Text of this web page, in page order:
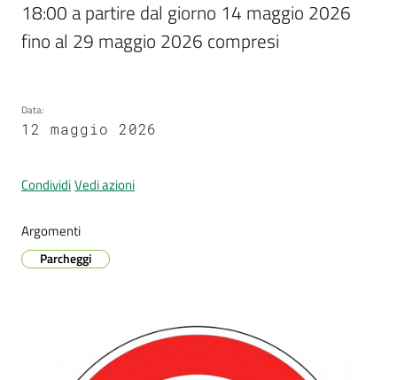
18:00 a partire dal giorno 14 maggio 2026
fino al 29 maggio 2026 compresi
Data:
12 maggio 2026
CondividiVedi azioni
Argomenti
Parcheggi